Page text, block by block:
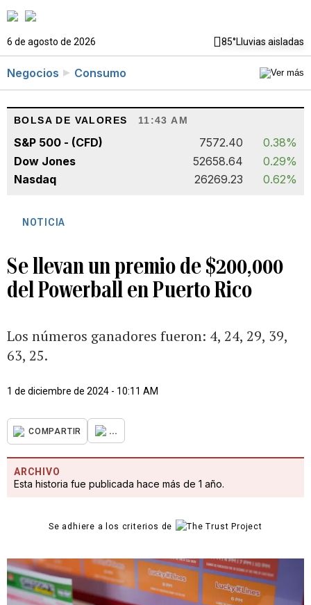
6 de agosto de 2026 85°Lluvias aisladas
Negocios Consumo
BOLSA DE VALORES 11:43 AM
S&P 500 - (CFD) 7572.40
0.38%
Dow Jones
52658.64
0.29%
Nasdaq
26269.23 0.62%
NOTICIA
Se llevan un premio de $200,000
del Powerball en Puerto Rico
Los números ganadores fueron: 4, 24, 29, 39,
63, 25.
1 de diciembre de 2024 - 10:11 AM
COMPARTIR ...
ARCHIVO
Esta historia fue publicada hace más de 1 año.
Se adhiere a los criterios de